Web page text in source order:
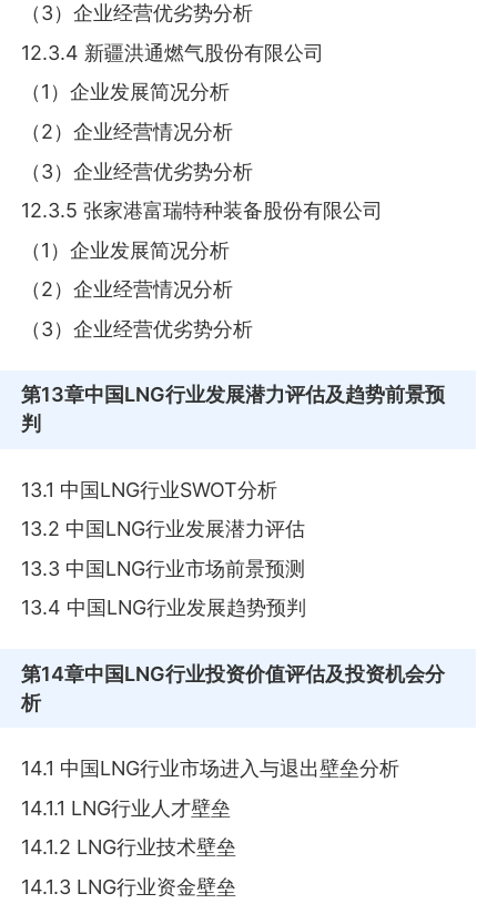
（3）企业经营优劣势分析
12.3.4 新疆洪通燃气股份有限公司
（1）企业发展简况分析
（2）企业经营情况分析
（3）企业经营优劣势分析
12.3.5 张家港富瑞特种装备股份有限公司
（1）企业发展简况分析
（2）企业经营情况分析
（3）企业经营优劣势分析
第13章中国LNG行业发展潜力评估及趋势前景预
判
13.1 中国LNG行业SWOT分析
13.2 中国LNG行业发展潜力评估
13.3 中国LNG行业市场前景预测
13.4 中国LNG行业发展趋势预判
第14章中国LNG行业投资价值评估及投资机会分
析
14.1 中国LNG行业市场进入与退出壁垒分析
14.1.1 LNG行业人才壁垒
14.1.2 LNG行业技术壁垒
14.1.3 LNG行业资金壁垒